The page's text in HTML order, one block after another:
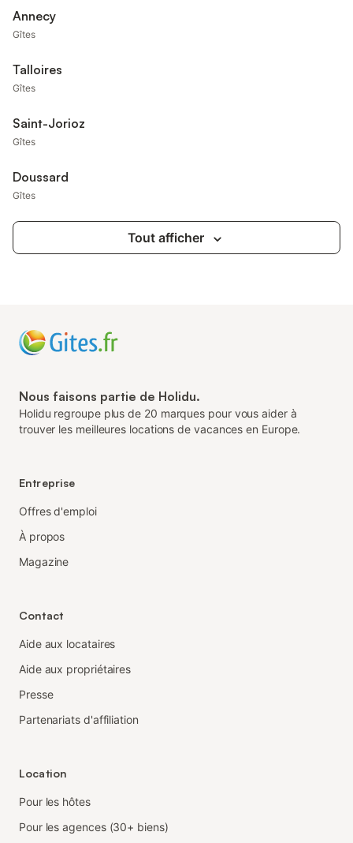
Annecy
Gîtes
Talloires
Gîtes
Saint-Jorioz
Gîtes
Doussard
Gîtes
Tout afficher
Nous faisons partie de Holidu.
Holidu regroupe plus de 20 marques pour vous aider à
trouver les meilleures locations de vacances en Europe.
Entreprise
Offres d'emploi
À propos
Magazine
Contact
Aide aux locataires
Aide aux propriétaires
Presse
Partenariats d'affiliation
Location
Pour les hôtes
Pour les agences (30+ biens)